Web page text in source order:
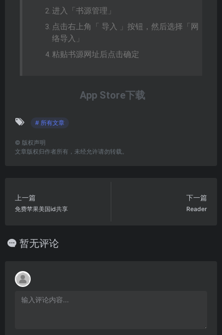
进入「书源管理」
点击右上角「 导入 」按钮，然后选择「网
络导入」
粘贴书源网址后点击确定
App Store下载
# 所有文章
© 版权声明
文章版权归作者所有，未经允许请勿转载。
上一篇
免费苹果美国id共享
下一篇
Reader
暂无评论